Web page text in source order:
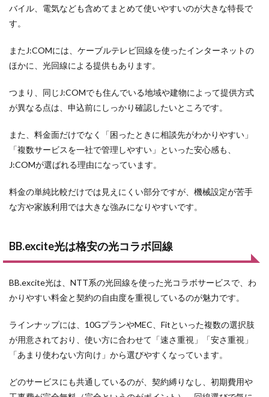
バイル、電気なども含めてまとめて使いやすいのが大きな特長で
す。
またJ:COMには、ケーブルテレビ回線を使ったインターネットの
ほかに、光回線による提供もあります。
つまり、同じJ:COMでも住んでいる地域や建物によって提供方式
が異なる点は、申込前にしっかり確認したいところです。
また、料金面だけでなく「困ったときに相談先がわかりやすい」
「複数サービスを一社で管理しやすい」といった安心感も、
J:COMが選ばれる理由になっています。
料金の単純比較だけでは見えにくい部分ですが、機械設定が苦手
な方や家族利用では大きな強みになりやすいです。
BB.excite光は格安の光コラボ回線
BB.excite光は、NTT系の光回線を使った光コラボサービスで、わ
かりやすい料金と契約の自由度を重視しているのが魅力です。
ラインナップには、10GプランやMEC、Fitといった複数の選択肢
が用意されており、使い方に合わせて「速さ重視」「安さ重視」
「あまり使わない方向け」から選びやすくなっています。
どのサービスにも共通しているのが、契約縛りなし、初期費用や